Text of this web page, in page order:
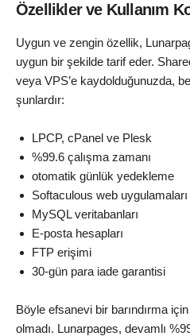
Özellikler ve Kullanım
Uygun ve zengin özellik,
uygun bir şekilde tarif eder.
veya VPS’e kaydolduğunuzda,
şunlardır:
LPCP, cPanel ve Plesk
%99.6 çalışma zamanı
otomatik günlük yedekleme
Softaculous web uygulamaları
MySQL veritabanları
E-posta hesapları
FTP erişimi
30-gün para iade garantisi
Böyle efsanevi bir barındırma
olmadı. Lunarpages, devamlı